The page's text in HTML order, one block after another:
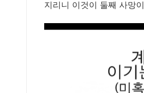
지리니 이것이 둘째 사망